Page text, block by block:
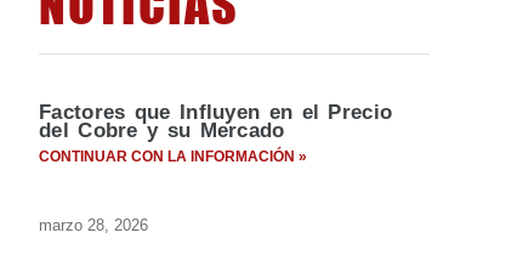
Factores que Influyen en el Precio
del Cobre y su Mercado
CONTINUAR CON LA INFORMACIÓN »
marzo 28, 2026